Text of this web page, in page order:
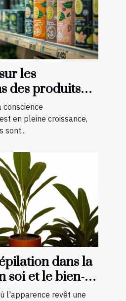
les
des produits
conscience
en pleine croissance,
sont...
dans la
soi et le bien-
l'apparence revêt une